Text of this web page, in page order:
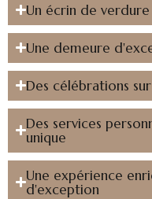
Un écrin de
Une demeure
Des célébrations
Des services
unique
Une expérience
d'exception